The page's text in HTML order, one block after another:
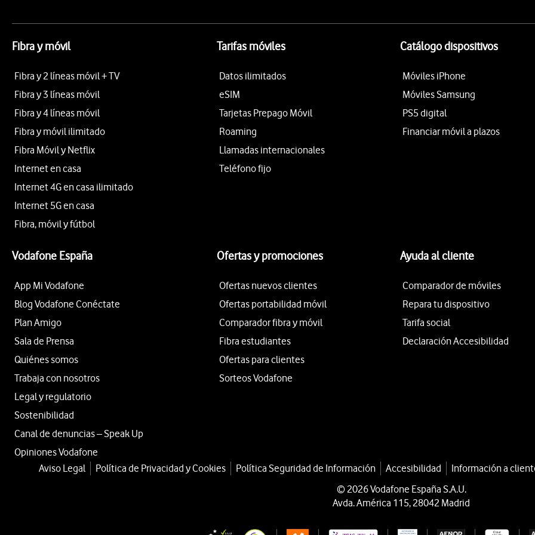
Fibra y móvil
Fibra y 2 líneas móvil + TV
Fibra y 3 líneas móvil
Fibra y 4 líneas móvil
Fibra y móvil ilimitado
Fibra Móvil y Netflix
Internet en casa
Internet 4G en casa ilimitado
Internet 5G en casa
Fibra, móvil y fútbol
Tarifas móviles
Datos ilimitados
eSIM
Tarjetas Prepago Móvil
Roaming
Llamadas internacionales
Teléfono fijo
Catálogo dispositivos
Móviles iPhone
Móviles Samsung
PS5 digital
Financiar móvil a plazos
Vodafone España
App Mi Vodafone
Blog Vodafone Conéctate
Plan Amigo
Sala de Prensa
Quiénes somos
Trabaja con nosotros
Legal y regulatorio
Sostenibilidad
Canal de denuncias – Speak Up
Opiniones Vodafone
Ofertas y promociones
Ofertas nuevos clientes
Ofertas portabilidad móvil
Comparador fibra y móvil
Fibra estudiantes
Ofertas para clientes
Sorteos Vodafone
Ayuda al cliente
Comparador de móviles
Repara tu dispositivo
Tarifa social
Declaración Accesibilidad
Aviso Legal Política de Privacidad y Cookies Política Seguridad de Información Accesibilidad
Información a
© 2026 Vodafone España S.A.U.
Avda. América 115, 28042 Madrid